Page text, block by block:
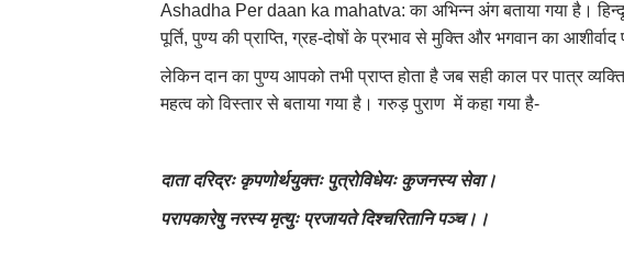
Ashadha Per daan ka mahatva: का अभिन्न अंग बताया गया है। हिन्दू
पूर्ति, पुण्य की प्राप्ति, ग्रह-दोषों के प्रभाव से मुक्ति और भगवान का
लेकिन दान का पुण्य आपको तभी प्राप्त होता है जब सही काल पर पात्र
महत्व को विस्तार से बताया गया है। गरुड़ पुराण में कहा गया है-
दाता दरिद्रः कृपणोर्थयुक्तः पुत्रोविधेयः कुजनस्य सेवा।
परापकारेषु नरस्य मृत्युः प्रजायते दिश्चरितानि पञ्च।।